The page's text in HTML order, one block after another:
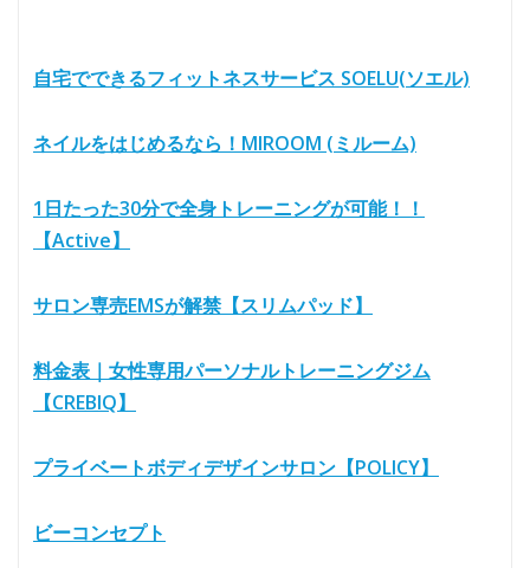
自宅でできるフィットネスサービス SOELU(ソエル)
ネイルをはじめるなら！MIROOM (ミルーム)
1日たった30分で全身トレーニングが可能！！
【Active】
サロン専売EMSが解禁【スリムパッド】
料金表｜女性専用パーソナルトレーニングジム
【CREBIQ】
プライベートボディデザインサロン【POLICY】
ビーコンセプト